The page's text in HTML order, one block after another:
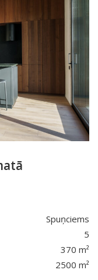
Spuņciems
5
370 m²
2500 m²